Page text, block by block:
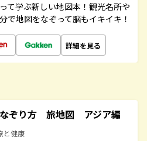
て学ぶ新しい地図本！観光名所や
で地図をなぞって脳もイキイキ！
詳細を見る
ぞり方 旅地図 アジア編
と健康